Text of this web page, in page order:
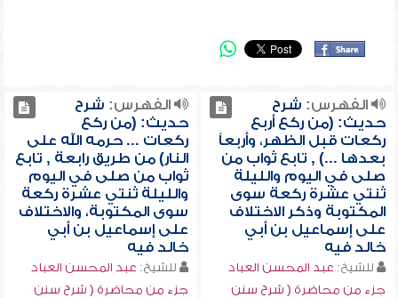
الفهرس: شرح
حديث: (من ركع أربع
ركعات قبل الظهر، وأربعاً
بعدها ...) , تابع ثواب من
صلى في اليوم والليلة
ثنتي عشرة ركعة سوى
المكتوبة وذكر الاختلاف
على إسماعيل بن أبي
خالد فيه
للشيخ: عبد المحسن العباد
جزء من محاضرة ( شرح سنن
الفهرس: شرح
حديث: (من ركع
ركعات ... حرمه الله على
النار) من طريق رابعة , تابع
ثواب من صلى في اليوم
والليلة ثنتي عشرة ركعة
سوى المكتوبة، والاختلاف
على إسماعيل بن أبي
خالد فيه
للشيخ: عبد المحسن العباد
جزء من محاضرة ( شرح سنن